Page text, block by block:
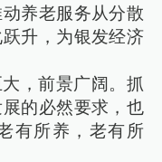
养老服务从分散
升，为银发经济
，前景广阔。抓
的必然要求，也
有所养，老有所